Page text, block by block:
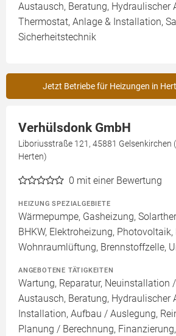
Austausch, Beratung, Hydraulischer
Thermostat, Anlage & Installation,
Sicherheitstechnik
Jetzt Betriebe für Heizungen in
Verhülsdonk GmbH
Liboriusstraße 121, 45881 Gelsenkirchen
Herten)
0 mit einer Bewertung
HEIZUNG SPEZIALGEBIETE
Wärmepumpe, Gasheizung,
BHKW, Elektroheizung,
Wohnraumlüftung, Brennstoffzelle,
ANGEBOTENE TÄTIGKEITEN
Wartung, Reparatur, Neuinstallation
Austausch, Beratung, Hydraulischer
Installation, Aufbau / Auslegung,
Planung / Berechnung,